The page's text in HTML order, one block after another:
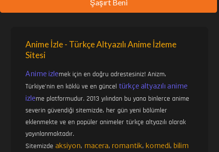
Şaşırt Beni
Anime İzle - Türkçe Altyazılı Anime İzleme
Sitesi
Anime izlemek için en doğru adrestesiniz! Anizm,
Türkiye'nin en köklü ve en günceltürkçe altyazılı anime
izleme platformudur. 2013 yılından bu yana binlerce anime
severin güvendiği sitemizde, her gün yeni bölümler
eklenmekte ve en popüler animeler türkçe altyazılı olarak
yayınlanmaktadır.
Sitemizdeaksiyon, macera,romantik, komedi, bilim